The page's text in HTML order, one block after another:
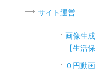
サイト運営
画像生
【生活
０円動